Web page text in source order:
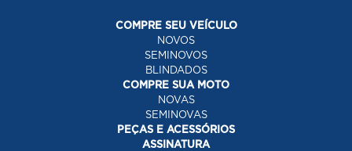
COMPRE SEU VEÍCULO
NOVOS
SEMINOVOS
BLINDADOS
COMPRE SUA MOTO
NOVAS
SEMINOVAS
PEÇAS E ACESSÓRIOS
ASSINATURA